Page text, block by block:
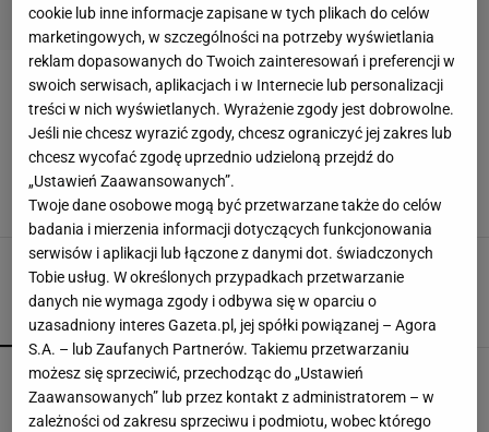
ANNA KURNIKOWA
Anna Kurnikowa przesadziła z odchudzaniem?
Fani: "Zacznij jeść!"
ANNA KURNIKOWA
ODCHUDZANIE
TENIS
POPULARNE NAJNOWSZE
"Koronacja", rok "prezydenta kiboli". Politycy i
dziennikarze o rocznicy prezydentury
Nawrockiego
cookie lub inne informacje zapisane w tych plikach do celów
marketingowych, w szczególności na potrzeby wyświetlania
reklam dopasowanych do Twoich zainteresowań i preferencji w
swoich serwisach, aplikacjach i w Internecie lub personalizacji
treści w nich wyświetlanych. Wyrażenie zgody jest dobrowolne.
Jeśli nie chcesz wyrazić zgody, chcesz ograniczyć jej zakres lub
chcesz wycofać zgodę uprzednio udzieloną przejdź do
„Ustawień Zaawansowanych”.
Twoje dane osobowe mogą być przetwarzane także do celów
badania i mierzenia informacji dotyczących funkcjonowania
serwisów i aplikacji lub łączone z danymi dot. świadczonych
Tobie usług. W określonych przypadkach przetwarzanie
danych nie wymaga zgody i odbywa się w oparciu o
uzasadniony interes Gazeta.pl, jej spółki powiązanej – Agora
S.A. – lub Zaufanych Partnerów. Takiemu przetwarzaniu
możesz się sprzeciwić, przechodząc do „Ustawień
Zaawansowanych” lub przez kontakt z administratorem – w
zależności od zakresu sprzeciwu i podmiotu, wobec którego